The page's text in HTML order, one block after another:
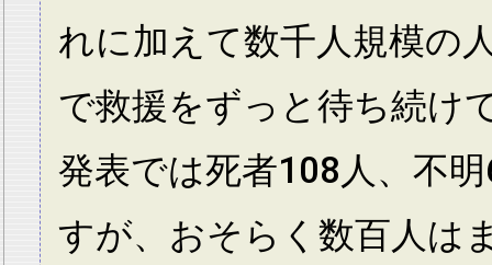
れに加えて数千人規模の
で救援をずっと待ち続け
発表では死者108人、不
すが、おそらく数百人は